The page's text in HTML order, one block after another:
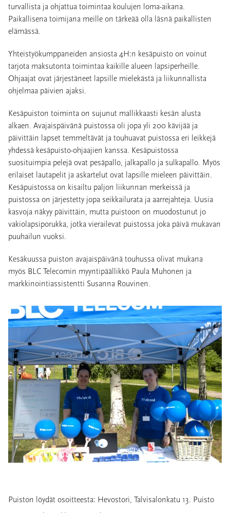
turvallista ja ohjattua toimintaa koulujen loma-aikana.
Paikallisena toimijana meille on tärkeää olla läsnä paikallisten
elämässä.
Yhteistyökumppaneiden ansiosta 4H:n kesäpuisto on voinut
tarjota maksutonta toimintaa kaikille alueen lapsiperheille.
Ohjaajat ovat järjestäneet lapsille mielekästä ja liikunnallista
ohjelmaa päivien ajaksi.
Kesäpuiston toiminta on sujunut mallikkaasti kesän alusta
alkaen. Avajaispäivänä puistossa oli jopa yli 200 kävijää ja
päivittäin lapset temmeltävät ja touhuavat puistossa eri leikkejä
yhdessä kesäpuisto-ohjaajien kanssa. Kesäpuistossa
suosituimpia pelejä ovat pesäpallo, jalkapallo ja sulkapallo. Myös
erilaiset lautapelit ja askartelut ovat lapsille mieleen päivittäin.
Kesäpuistossa on kisailtu paljon liikunnan merkeissä ja
puistossa on järjestetty jopa seikkailurata ja aarrejahteja. Uusia
kasvoja näkyy päivittäin, mutta puistoon on muodostunut jo
vakiolapsiporukka, jotka vierailevat puistossa joka päivä mukavan
puuhailun vuoksi.
Kesäkuussa puiston avajaispäivänä touhussa olivat mukana
myös BLC Telecomin myyntipäällikkö Paula Muhonen ja
markkinointiassistentti Susanna Rouvinen.
Puiston löydät osoitteesta: Hevostori, Talvisalonkatu 13. Puisto